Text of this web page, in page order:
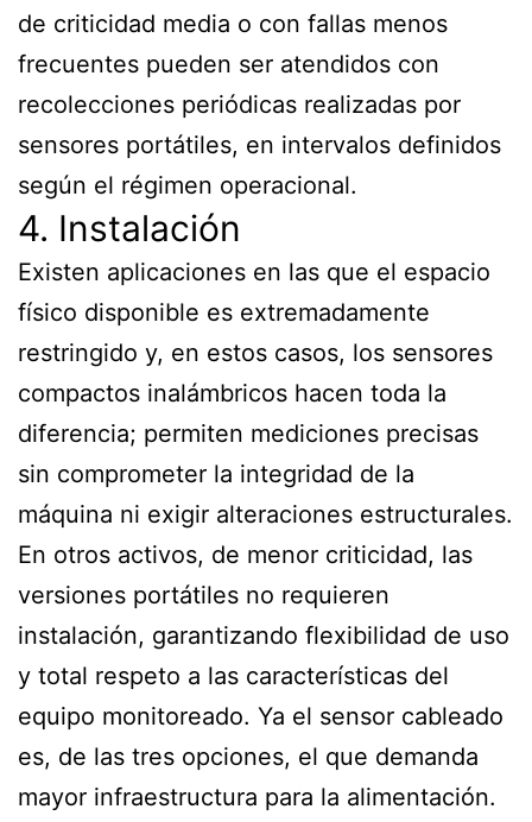
de criticidad media o con fallas menos
frecuentes pueden ser atendidos con
recolecciones periódicas realizadas por
sensores portátiles, en intervalos definidos
según el régimen operacional.
4. Instalación
Existen aplicaciones en las que el espacio
físico disponible es extremadamente
restringido y, en estos casos, los sensores
compactos inalámbricos hacen toda la
diferencia; permiten mediciones precisas
sin comprometer la integridad de la
máquina ni exigir alteraciones estructurales.
En otros activos, de menor criticidad, las
versiones portátiles no requieren
instalación, garantizando flexibilidad de uso
y total respeto a las características del
equipo monitoreado. Ya el sensor cableado
es, de las tres opciones, el que demanda
mayor infraestructura para la alimentación.